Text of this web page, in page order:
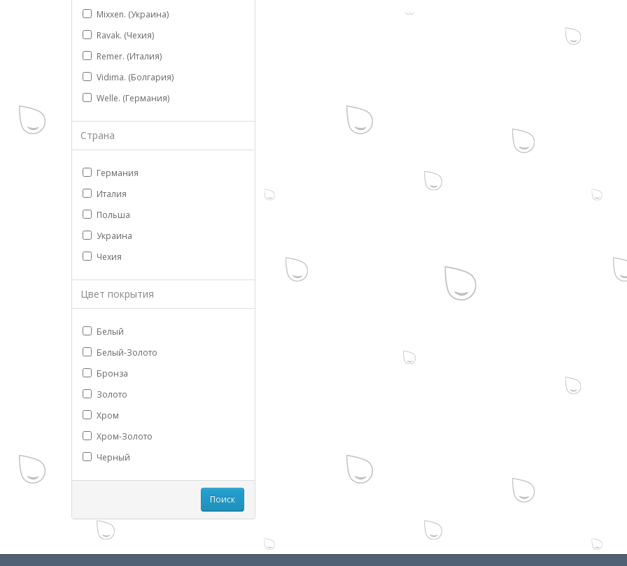
Mixxen. (Украина)
Ravak. (Чехия)
Remer. (Италия)
Vidima. (Болгария)
Welle. (Германия)
Страна
Германия
Италия
Польша
Украина
Чехия
Цвет покрытия
Белый
Белый-Золото
Бронза
Золото
Хром
Хром-Золото
Черный
Поиск